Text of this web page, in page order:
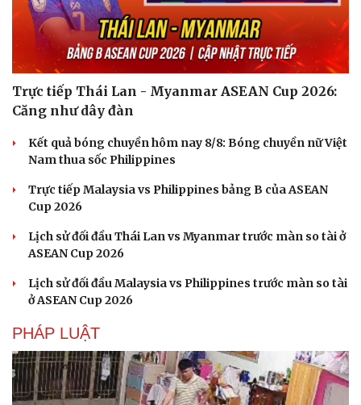
Trực tiếp Thái Lan - Myanmar ASEAN Cup 2026:
Căng như dây đàn
Kết quả bóng chuyền hôm nay 8/8: Bóng chuyền nữ Việt
Nam thua sốc Philippines
Trực tiếp Malaysia vs Philippines bảng B của ASEAN
Cup 2026
Lịch sử đối đầu Thái Lan vs Myanmar trước màn so tài ở
ASEAN Cup 2026
Lịch sử đối đầu Malaysia vs Philippines trước màn so tài
ở ASEAN Cup 2026
PHÁP LUẬT